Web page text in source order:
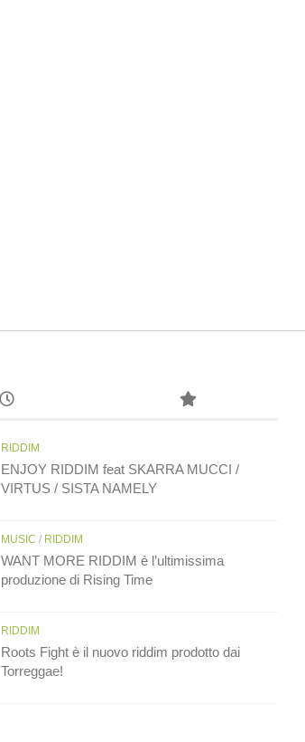
RIDDIM
ENJOY RIDDIM feat SKARRA MUCCI /
VIRTUS / SISTA NAMELY
MUSIC / RIDDIM
WANT MORE RIDDIM è l’ultimissima
produzione di Rising Time
RIDDIM
Roots Fight è il nuovo riddim prodotto dai
Torreggae!